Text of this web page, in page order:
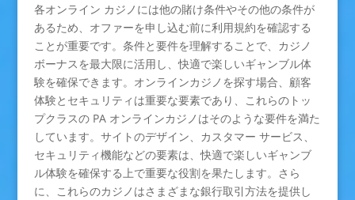
各オンライン カジノには他の賭け条件やその他の条件が
あるため、オファーを申し込む前に利用規約を確認する
ことが重要です。条件と要件を理解することで、カジノ
ボーナスを最大限に活用し、快適で楽しいギャンブル体
験を確保できます。オンラインカジノを探す場合、顧客
体験とセキュリティは重要な要素であり、これらのトッ
プクラスの PA オンラインカジノはそのような要件を満た
しています。サイトのデザイン、カスタマー サービス、
セキュリティ機能などの要素は、快適で楽しいギャンブ
ル体験を確保する上で重要な役割を果たします。さら
に、これらのカジノはさまざまな銀行取引方法を提供し